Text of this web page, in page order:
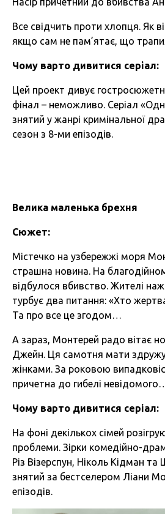
Все свідчить проти хлопця. Як
якщо сам не пам’ятає, що
Чому варто дивитися серіал:
Цей проект дивує
фінал – неможливо. Серіал
знятий у жанрі кримінальної
сезон з 8-ми епізодів.
Велика маленька брехня
Сюжет:
Містечко на узбережжі моря
страшна новина. На
відбулося вбивство. Жителі
турбує два питання: «Хто
Та про все це згодом…
А зараз, Монтерей радо вітає
Джейн. Ця самотня мати
жінками. За роковою
причетна до гибелі
Чому варто дивитися серіал:
На фоні декількох сімей
проблеми. Зірки комедійно-
Різ Візерспун, Ніколь Кідман
знятий за бестселером Ліани
епізодів.